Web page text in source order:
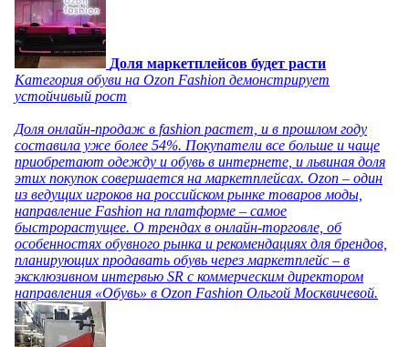
Доля маркетплейсов будет расти
Категория обуви на Ozon Fashion демонстрирует
устойчивый рост
Доля онлайн-продаж в fashion растет, и в прошлом году
составила уже более 54%. Покупатели все больше и чаще
приобретают одежду и обувь в интернете, и львиная доля
этих покупок совершается на маркетплейсах. Ozon – один
из ведущих игроков на российском рынке товаров моды,
направление Fashion на платформе – самое
быстрорастущее. О трендах в онлайн-торговле, об
особенностях обувного рынка и рекомендациях для брендов,
планирующих продавать обувь через маркетплейс – в
эксклюзивном интервью SR с коммерческим директором
направления «Обувь» в Ozon Fashion Ольгой Москвичевой.